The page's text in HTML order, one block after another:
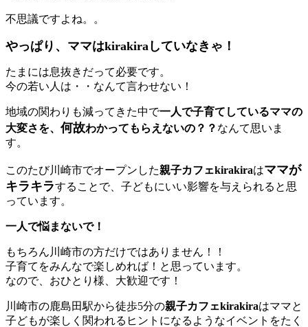
不思議ですよね。。
やっぱり、ママはkirakiraしていなきゃ！
たまには息抜きだって必要です。
今の若い人は・・なんて言わせない！
地域の関わりも減ってきた中で一人で子育てしているママの
大変さを、 何故わかってもらえないの？？ なんて思いま
す。
このたび川崎市でオープンした親子カフェkirakiraはママが
キラキラすることで、子どもにいい影響を与えられると思
っています。
一人で悩まないで！
もちろん川崎市の方だけではありません！！
子育てをみんなで楽しめれば！と思っています。
なので、おひとり様、大歓迎です！
川崎市の鹿島田駅から徒歩5分の親子カフェkirakiraはママと
子どもが楽しく関われるヒントになるようなイベントをたく